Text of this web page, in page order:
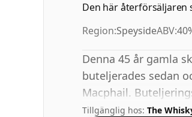
Den här återförsäljaren
Region:SpeysideABV:
Denna 45 år gamla
buteljerades sedan
Macphail.
av skalan för
Tillgänglig hos: The